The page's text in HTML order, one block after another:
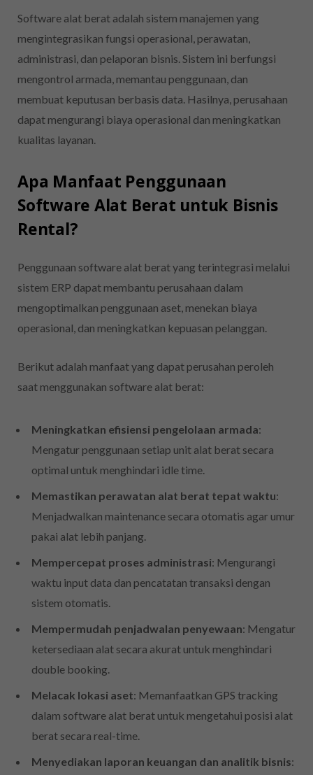
Software alat berat adalah sistem manajemen yang
mengintegrasikan fungsi operasional, perawatan,
administrasi, dan pelaporan bisnis. Sistem ini berfungsi
mengontrol armada, memantau penggunaan, dan
membuat keputusan berbasis data. Hasilnya, perusahaan
dapat mengurangi biaya operasional dan meningkatkan
kualitas layanan.
Apa Manfaat Penggunaan
Software Alat Berat untuk Bisnis
Rental?
Penggunaan software alat berat yang terintegrasi melalui
sistem ERP dapat membantu perusahaan dalam
mengoptimalkan penggunaan aset, menekan biaya
operasional, dan meningkatkan kepuasan pelanggan.
Berikut adalah manfaat yang dapat perusahan peroleh
saat menggunakan software alat berat:
Meningkatkan efisiensi pengelolaan armada:
Mengatur penggunaan setiap unit alat berat secara
optimal untuk menghindari idle time.
Memastikan perawatan alat berat tepat waktu:
Menjadwalkan maintenance secara otomatis agar umur
pakai alat lebih panjang.
Mempercepat proses administrasi: Mengurangi
waktu input data dan pencatatan transaksi dengan
sistem otomatis.
Mempermudah penjadwalan penyewaan: Mengatur
ketersediaan alat secara akurat untuk menghindari
double booking.
Melacak lokasi aset: Memanfaatkan GPS tracking
dalam software alat berat untuk mengetahui posisi alat
berat secara real-time.
Menyediakan laporan keuangan dan analitik bisnis: